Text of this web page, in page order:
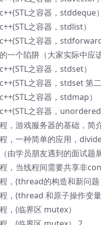
之容器，stddeque
之容器，stdlist）
之容器，
一个陷阱（大家实际中应
之容器，stdset）
之容器，stdset 第
之容器，stdmap）
之容器，
，游戏服务器的基础，简
，一种简单的应用，
由学员朋友遇到的面试题
，当线程间需要共享非
，(thread的构造和新问
，(thread 和原子操作变
，(临界区 mutex）